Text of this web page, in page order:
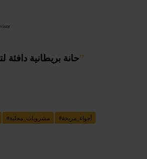
حانة بريطانية”
#مشروبات_محلية #أجواء_مريحة